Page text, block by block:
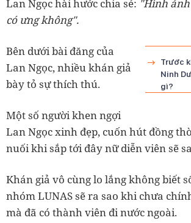
Lan Ngọc hài hước chia sẻ: "Hình
có ưng không".
Trước
Ninh
gì?
Bên dưới bài đăng của
Lan Ngọc, nhiều khán giả
bày tỏ sự thích thú.
Một số người khen ngợi
Lan Ngọc xinh đẹp, cuốn hút đồng
nuối khi sắp tới đây nữ diễn viên sẽ
Khán giả vô cùng lo lắng không biết
nhóm LUNAS sẽ ra sao khi chưa
mà đã có thành viên đi nước ngoài.